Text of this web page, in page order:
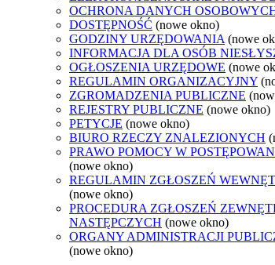
OCHRONA DANYCH
DOSTĘPNOŚĆ (nowe okno)
GODZINY URZĘDOWANIA (nowe
INFORMACJA DLA OSÓB
OGŁOSZENIA URZĘDOWE (nowe
REGULAMIN ORGANIZACYJNY
ZGROMADZENIA PUBLICZNE
REJESTRY PUBLICZNE (nowe okno)
PETYCJE (nowe okno)
BIURO RZECZY ZNALEZIONYCH
PRAWO POMOCY W
(nowe okno)
REGULAMIN ZGŁOSZEŃ
(nowe okno)
PROCEDURA ZGŁOSZEŃ
NASTĘPCZYCH (nowe okno)
ORGANY ADMINISTRACJI
(nowe okno)